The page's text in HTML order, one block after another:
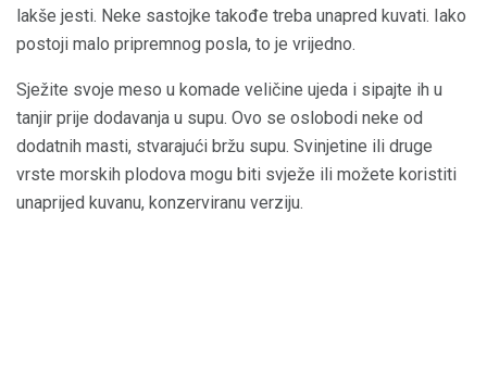
lakše jesti. Neke sastojke takođe treba unapred kuvati. Iako
postoji malo pripremnog posla, to je vrijedno.
Sježite svoje meso u komade veličine ujeda i sipajte ih u
tanjir prije dodavanja u supu. Ovo se oslobodi neke od
dodatnih masti, stvarajući bržu supu. Svinjetine ili druge
vrste morskih plodova mogu biti svježe ili možete koristiti
unaprijed kuvanu, konzerviranu verziju.